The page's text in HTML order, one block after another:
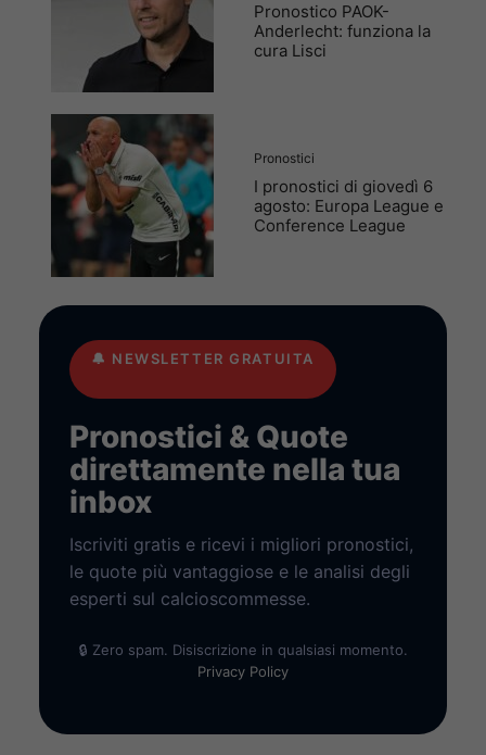
Pronostico PAOK-
Anderlecht: funziona la
cura Lisci
Pronostici
I pronostici di giovedì 6
agosto: Europa League e
Conference League
🔔 NEWSLETTER GRATUITA
Pronostici & Quote
direttamente nella tua
inbox
Iscriviti gratis e ricevi i migliori pronostici,
le quote più vantaggiose e le analisi degli
esperti sul calcioscommesse.
🔒 Zero spam. Disiscrizione in qualsiasi momento.
Privacy Policy